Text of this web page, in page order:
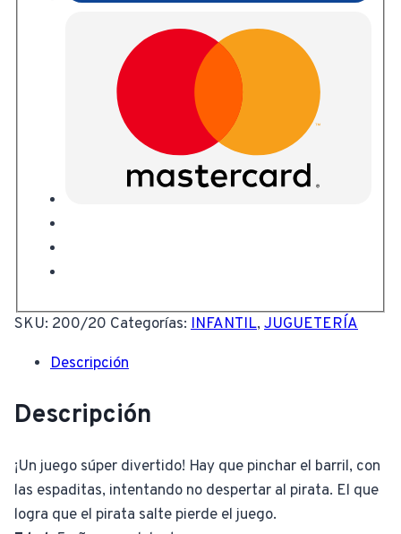
SKU: 200/20 Categorías: INFANTIL, JUGUETERÍA
Descripción
Descripción
¡Un juego súper divertido! Hay que pinchar el barril, con
las espaditas, intentando no despertar al pirata. El que
logra que el pirata salte pierde el juego.